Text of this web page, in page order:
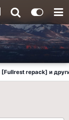
repack] и